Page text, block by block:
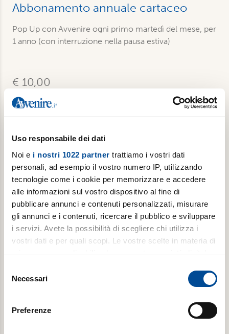
Uso responsabile dei dati
Noi e i nostri 1022 partner trattiamo i vostri dati
personali, ad esempio il vostro numero IP, utilizzando
tecnologie come i cookie per memorizzare e accedere
alle informazioni sul vostro dispositivo al fine di
pubblicare annunci e contenuti personalizzati, misurare
gli annunci e i contenuti, ricercare il pubblico e sviluppare
i servizi. Avete la possibilità di scegliere chi utilizza i
vostri dati e per quali scopi. Le vostre scelte in materia di
privacy sono applicabili solo su questa proprietà digitale
modificare o revocare il proprio consenso in qualsiasi
momento dalla Dichiarazione sui cookie o facendo clic
delNecessari
Preferenze
Abbonamento annuale cartaceo
Pop Up con Avvenire ogni primo martedì del mese, per
1 anno (con interruzione nella pausa estiva)
€ 10,00
Acquista
Abbonamento annuale digitale
Pop Up ogni primo martedì del mese, per 1 anno (da
settembre a giugno) + Avvenire tutti i martedì